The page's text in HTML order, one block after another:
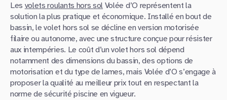
Les volets roulants hors sol Volée d’O représentent la
solution la plus pratique et économique. Installé en bout de
bassin, le volet hors sol se décline en version motorisée
filaire ou autonome, avec une structure conçue pour résister
aux intempéries. Le coût d’un volet hors sol dépend
notamment des dimensions du bassin, des options de
motorisation et du type de lames, mais Volée d’O s’engage à
proposer la qualité au meilleur prix tout en respectant la
norme de sécurité piscine en vigueur.